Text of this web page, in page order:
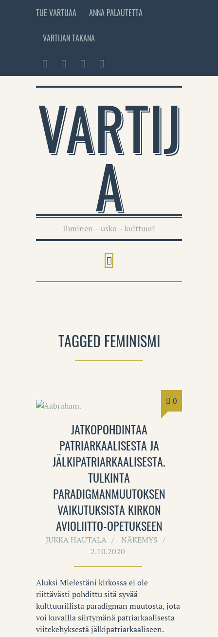
TUE VARTIJAA ANNA PALAUTETTA
VARTIJAN TAKANA
VARTIJ
A
Ihminen – usko – kulttuuri
TAGGED FEMINISMI
0
JATKOPOHDINTAA
PATRIARKAALISESTA JA
JÄLKIPATRIARKAALISESTA.
TULKINTA
PARADIGMANMUUTOKSEN
VAIKUTUKSISTA KIRKON
AVIOLIITTO-OPETUKSEEN
JUKKA HAUTALA
NÄKEMYS
2.10.2020
Aluksi Mielestäni kirkossa ei ole
riittävästi pohdittu sitä syvää
kulttuurillista paradigman muutosta, jota
voi kuvailla siirtymänä patriarkaalisesta
viitekehyksestä jälkipatriarkaaliseen.